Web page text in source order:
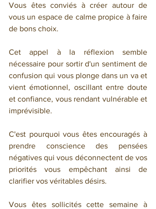
Vous êtes conviés à créer autour de
vous un espace de calme propice à faire
de bons choix.
Cet appel à la réflexion semble
nécessaire pour sortir d'un sentiment de
confusion qui vous plonge dans un va et
vient émotionnel, oscillant entre doute
et confiance, vous rendant vulnérable et
imprévisible.
C'est pourquoi vous êtes encouragés à
prendre conscience des pensées
négatives qui vous déconnectent de vos
priorités vous empêchant ainsi de
clarifier vos véritables désirs.
Vous êtes sollicités cette semaine à